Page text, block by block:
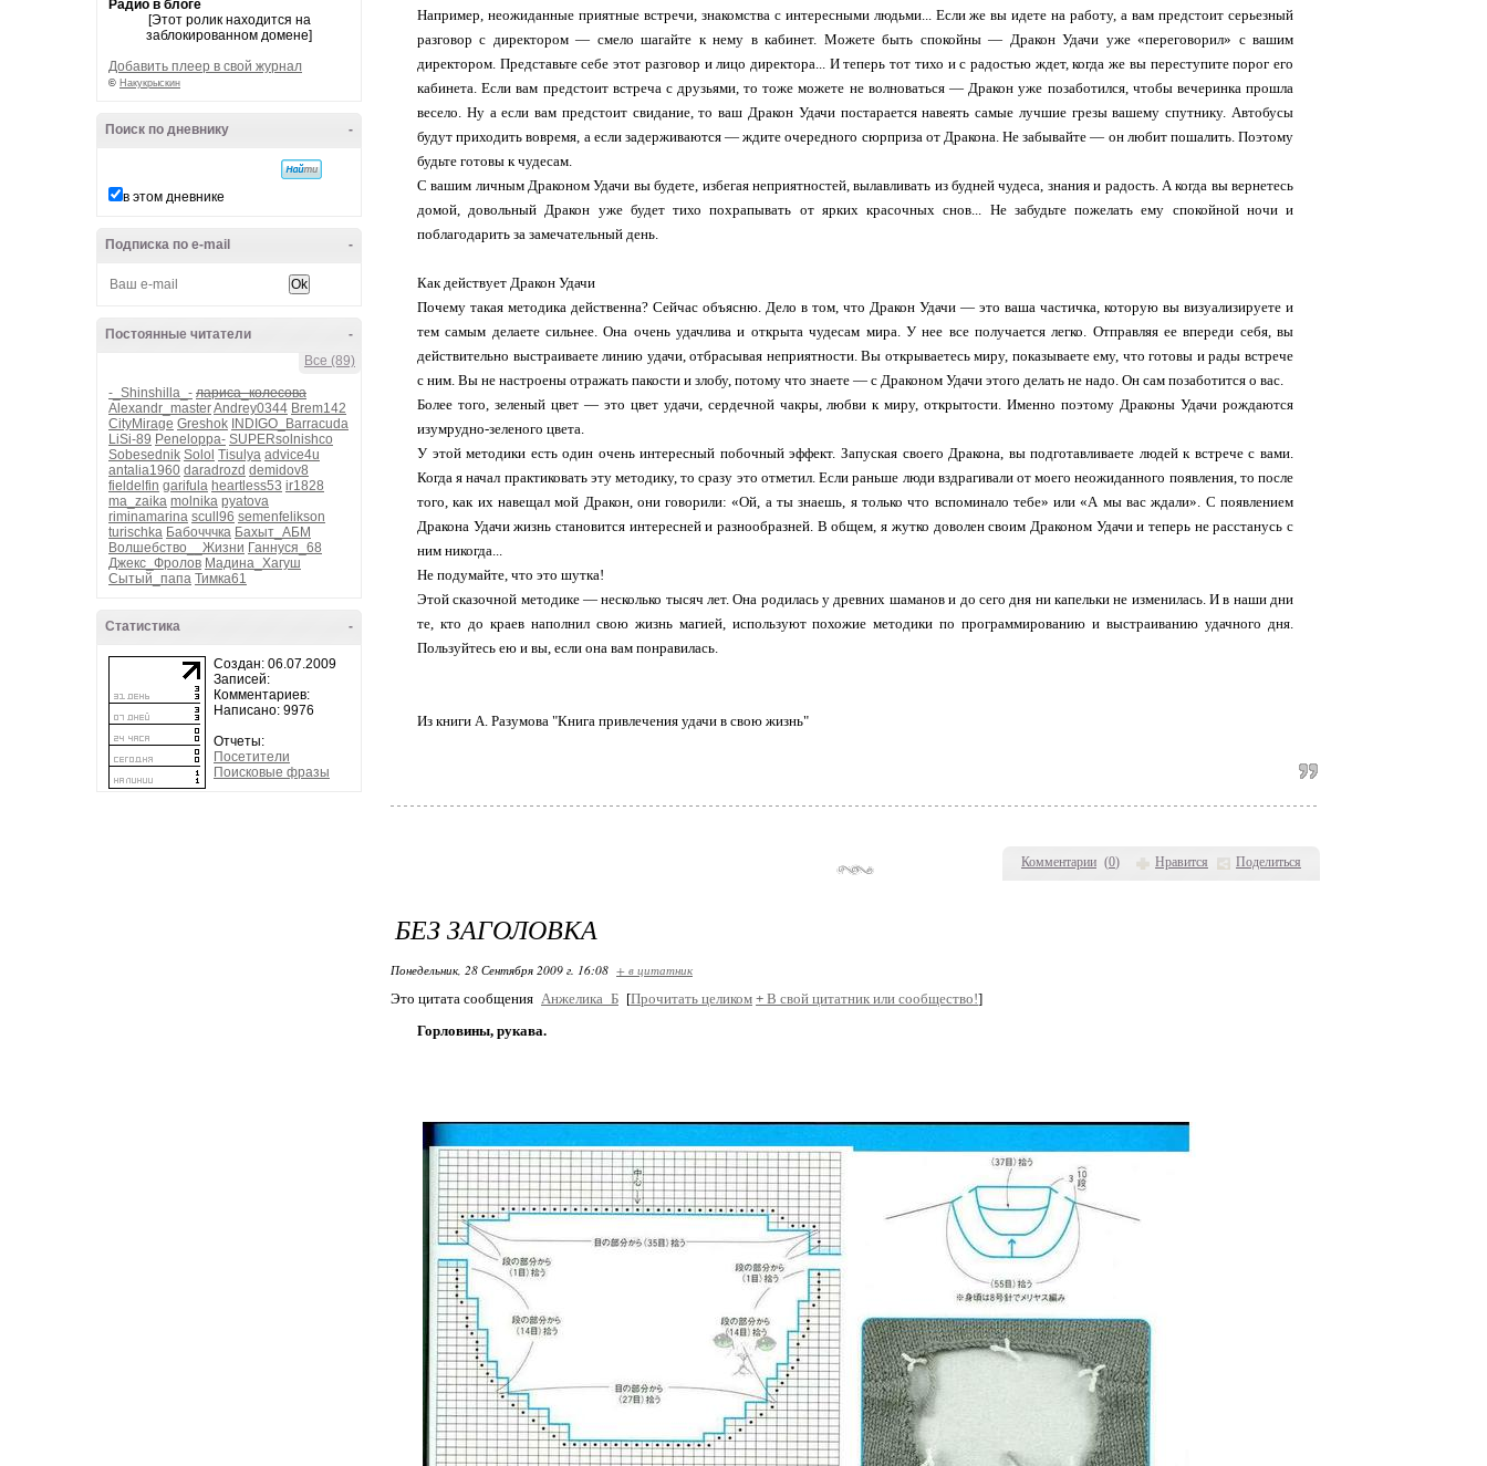
Радио в блоге
[Этот ролик находится на
заблокированном домене]
Добавить плеер в свой журнал
© Накукрыскин
-
Поиск по дневнику
в этом дневнике
-
Подписка по e-mail
-
Постоянные читатели
Все (89)
-_Shinshilla_- лариса_колесова
Alexandr_masterAndrey0344 Brem142
CityMirage Greshok INDIGO_Barracuda
LiSi-89 Peneloppa- SUPERsolnishco
Sobesednik Solol Tisulya advice4u
antalia1960 daradrozd demidov8
fieldelfin garifula heartless53 ir1828
ma_zaika molnika pyatova
riminamarina scull96 semenfelikson
turischka Бабочччка Бахыт_АБМ
Волшебство__Жизни Ганнуся_68
Джекс_Фролов Мадина_Хагуш
Сытый_папа Тимка61
-
Статистика
Создан: 06.07.2009
Записей:
Комментариев:
Написано: 9976
Отчеты:
Посетители
Поисковые фразы
Комментарии (0) Нравится Поделиться
Например, неожиданные приятные встречи, знакомства с интересными людьми... Если же вы идете на работу, а вам предстоит серьезный
разговор с директором — смело шагайте к нему в кабинет. Можете быть спокойны — Дракон Удачи уже «переговорил» с вашим
директором. Представьте себе этот разговор и лицо директора... И теперь тот тихо и с радостью ждет, когда же вы переступите порог его
кабинета. Если вам предстоит встреча с друзьями, то тоже можете не волноваться — Дракон уже позаботился, чтобы вечеринка прошла
весело. Ну а если вам предстоит свидание, то ваш Дракон Удачи постарается навеять самые лучшие грезы вашему спутнику. Автобусы
будут приходить вовремя, а если задерживаются — ждите очередного сюрприза от Дракона. Не забывайте — он любит пошалить. Поэтому
будьте готовы к чудесам.
С вашим личным Драконом Удачи вы будете, избегая неприятностей, вылавливать из будней чудеса, знания и радость. А когда вы вернетесь
домой, довольный Дракон уже будет тихо похрапывать от ярких красочных снов... Не забудьте пожелать ему спокойной ночи и
поблагодарить за замечательный день.
Как действует Дракон Удачи
Почему такая методика действенна? Сейчас объясню. Дело в том, что Дракон Удачи — это ваша частичка, которую вы визуализируете и
тем самым делаете сильнее. Она очень удачлива и открыта чудесам мира. У нее все получается легко. Отправляя ее впереди себя, вы
действительно выстраиваете линию удачи, отбрасывая неприятности. Вы открываетесь миру, показываете ему, что готовы и рады встрече
с ним. Вы не настроены отражать пакости и злобу, потому что знаете — с Драконом Удачи этого делать не надо. Он сам позаботится о вас.
Более того, зеленый цвет — это цвет удачи, сердечной чакры, любви к миру, открытости. Именно поэтому Драконы Удачи рождаются
изумрудно-зеленого цвета.
У этой методики есть один очень интересный побочный эффект. Запуская своего Дракона, вы подготавливаете людей к встрече с вами.
Когда я начал практиковать эту методику, то сразу это отметил. Если раньше люди вздрагивали от моего неожиданного появления, то после
того, как их навещал мой Дракон, они говорили: «Ой, а ты знаешь, я только что вспоминало тебе» или «А мы вас ждали». С появлением
Дракона Удачи жизнь становится интересней и разнообразней. В общем, я жутко доволен своим Драконом Удачи и теперь не расстанусь с
ним никогда...
Не подумайте, что это шутка!
Этой сказочной методике — несколько тысяч лет. Она родилась у древних шаманов и до сего дня ни капельки не изменилась. И в наши дни
те, кто до краев наполнил свою жизнь магией, используют похожие методики по программированию и выстраиванию удачного дня.
Пользуйтесь ею и вы, если она вам понравилась.
Из книги А. Разумова "Книга привлечения удачи в свою жизнь"
БЕЗ ЗАГОЛОВКА
Понедельник, 28 Сентября 2009 г. 16:08 + в цитатник
Это цитата сообщения Анжелика_Б [Прочитать целиком + В свой цитатник или сообщество!]
Горловины, рукава.